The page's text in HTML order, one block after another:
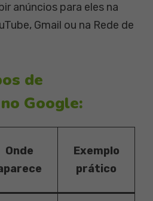
anúncios para eles na
Gmail ou na Rede de
de
Google:
Onde
Exemplo
prático